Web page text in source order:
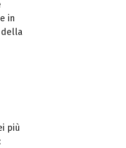
in
più